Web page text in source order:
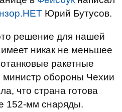
Юрий Бутусов.
решение для нашей
никак не меньшее
ракетные
министр обороны Чехии
что страна готова
152-мм снаряды.